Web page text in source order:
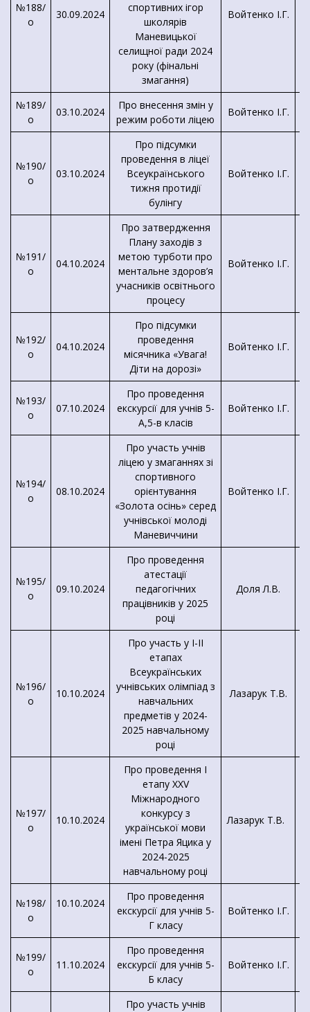
№188/
о
30.09.2024
спортивних ігор
школярів
Маневицької
селищної ради 2024
року (фінальні
змагання)
Войтенко І.Г.
№189/
о
03.10.2024
Про внесення змін у
режим роботи ліцею
Войтенко І.Г.
№190/
о
03.10.2024
Про підсумки
проведення в ліцеї
Всеукраїнського
тижня протидії
булінгу
Войтенко І.Г.
№191/
о
04.10.2024
Про затвердження
Плану заходів з
метою турботи про
ментальне здоров’я
учасників освітнього
процесу
Войтенко І.Г.
№192/
о
04.10.2024
Про підсумки
проведення
місячника «Увага!
Діти на дорозі»
Войтенко І.Г.
№193/
о
07.10.2024
Про проведення
екскурсії для учнів 5-
А,5-в класів
Войтенко І.Г.
№194/
о
08.10.2024
Про участь учнів
ліцею у змаганнях зі
спортивного
орієнтування
«Золота осінь» серед
учнівської молоді
Маневиччини
Войтенко І.Г.
№195/
о
09.10.2024
Про проведення
атестації
педагогічних
працівників у 2025
році
Доля Л.В.
№196/
о
10.10.2024
Про участь у I-II
етапах
Всеукраїнських
учнівських олімпіад з
навчальних
предметів у 2024-
2025 навчальному
році
Лазарук Т.В.
№197/
о
10.10.2024
Про проведення I
етапу XXV
Міжнародного
конкурсу з
української мови
імені Петра Яцика у
2024-2025
навчальному році
Лазарук Т.В.
№198/
о
10.10.2024
Про проведення
екскурсії для учнів 5-
Г класу
Войтенко І.Г.
№199/
о
11.10.2024
Про проведення
екскурсії для учнів 5-
Б класу
Войтенко І.Г.
Про участь учнів